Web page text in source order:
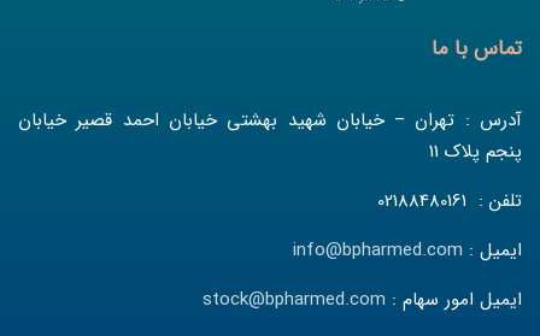
تماس با ما
آدرس : تهران – خیابان شهید بهشتی خیابان احمد قصیر خیابان
پنجم پلاک 11
تلفن : 02188480161
ایمیل : info@bpharmed.com
ایمیل امور سهام : stock@bpharmed.com